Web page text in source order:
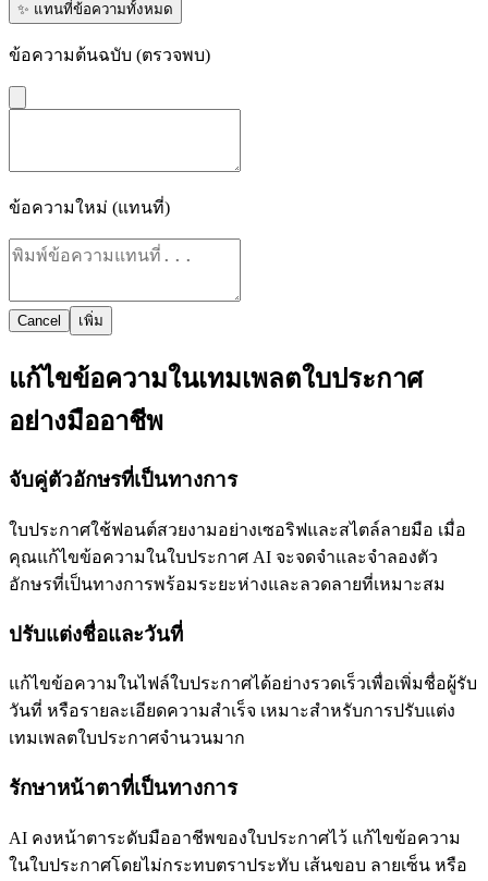
✨ แทนที่ข้อความทั้งหมด
ข้อความต้นฉบับ (ตรวจพบ)
ข้อความใหม่ (แทนที่)
Cancel เพิ่ม
แก้ไขข้อความในเทมเพลตใบประกาศ
อย่างมืออาชีพ
จับคู่ตัวอักษรที่เป็นทางการ
ใบประกาศใช้ฟอนต์สวยงามอย่างเซอริฟและสไตล์ลายมือ เมื่อ
คุณแก้ไขข้อความในใบประกาศ AI จะจดจำและจำลองตัว
อักษรที่เป็นทางการพร้อมระยะห่างและลวดลายที่เหมาะสม
ปรับแต่งชื่อและวันที่
แก้ไขข้อความในไฟล์ใบประกาศได้อย่างรวดเร็วเพื่อเพิ่มชื่อผู้รับ
วันที่ หรือรายละเอียดความสำเร็จ เหมาะสำหรับการปรับแต่ง
เทมเพลตใบประกาศจำนวนมาก
รักษาหน้าตาที่เป็นทางการ
AI คงหน้าตาระดับมืออาชีพของใบประกาศไว้ แก้ไขข้อความ
ในใบประกาศโดยไม่กระทบตราประทับ เส้นขอบ ลายเซ็น หรือ